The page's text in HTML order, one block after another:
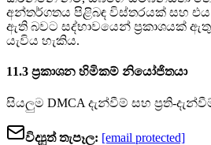
අන්තර්ගතය පිළිබඳ විස්තරයක් සහ එය
ඇති බවට සද්භාවයෙන් ප්‍රකාශයක්
යැවිය හැකිය.
11.3 ප්‍රකාශන හිමිකම් නියෝජිතයා
සියලුම DMCA දැන්වීම් සහ ප්‍රති-
විද්‍යුත් තැපෑල: [email protected]